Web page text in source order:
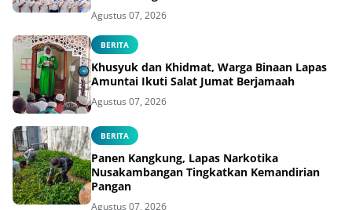
Agustus 07, 2026
BERITA
Khusyuk dan Khidmat, Warga Binaan Lapas
Amuntai Ikuti Salat Jumat Berjamaah
Agustus 07, 2026
BERITA
Panen Kangkung, Lapas Narkotika
Nusakambangan Tingkatkan Kemandirian
Pangan
Agustus 07, 2026